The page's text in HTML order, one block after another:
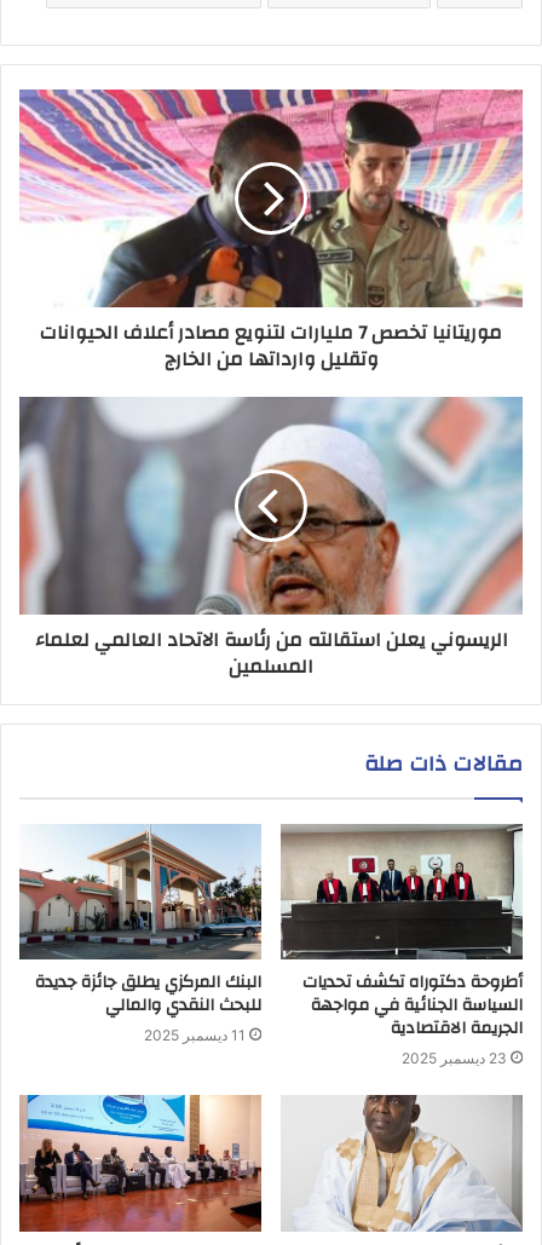
موريتانيا تخصص 7 مليارات لتنويع مصادر أعلاف الحيوانات
وتقليل وارداتها من الخارج
الريسوني يعلن استقالته من رئاسة الاتحاد العالمي لعلماء
المسلمين
مقالات ذات صلة
أطروحة دكتوراه تكشف تحديات
السياسة الجنائية في مواجهة
الجريمة الاقتصادية
23 ديسمبر 2025
البنك المركزي يطلق جائزة جديدة
للبحث النقدي والمالي
11 ديسمبر 2025